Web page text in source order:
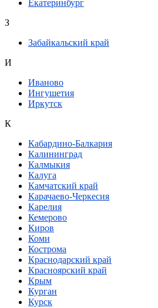
Екатеринбург
З
Забайкальский край
И
Иваново
Ингушетия
Иркутск
К
Кабардино-Балкария
Калининград
Калмыкия
Калуга
Камчатский край
Карачаево-Черкесия
Карелия
Кемерово
Киров
Коми
Кострома
Краснодарский край
Красноярский край
Крым
Курган
Курск